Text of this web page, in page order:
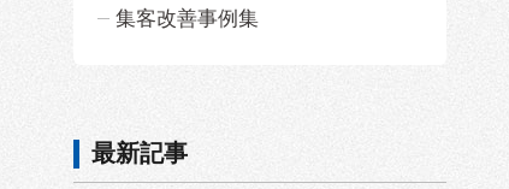
集客改善事例集
最新記事